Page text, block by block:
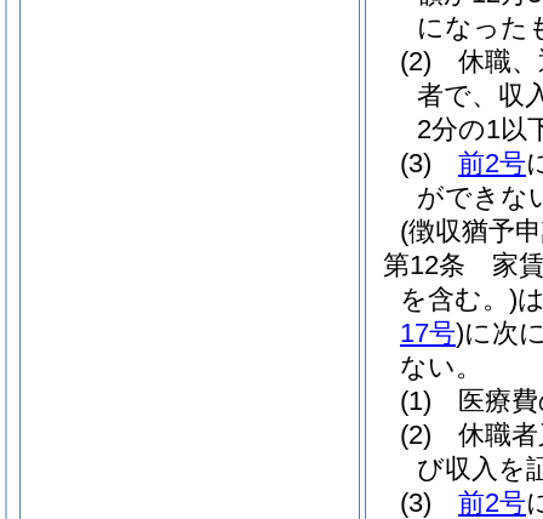
になった
(2)
休職
者で、収
2分の1以
(3)
前2号
ができな
(徴収猶予
第12条
家
を含む。)
17号)に次
ない。
(1)
医療
(2)
休職
び収入を
(3)
前2号